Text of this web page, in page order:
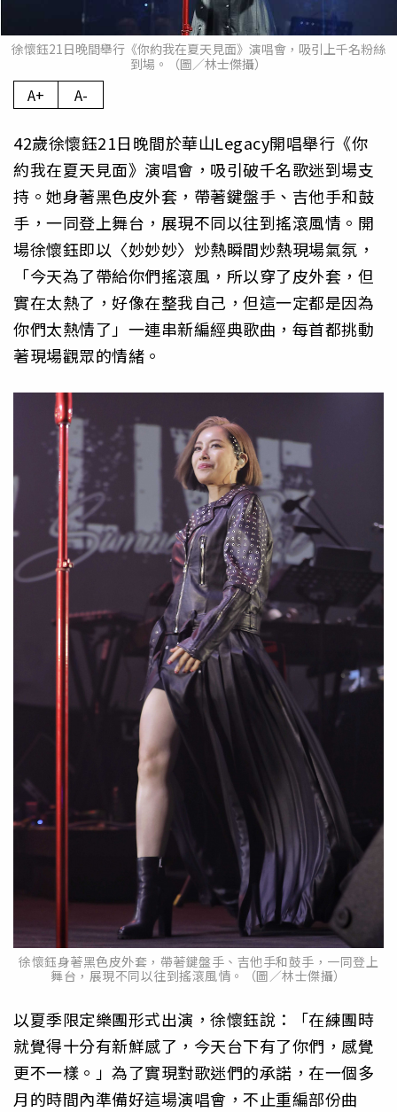
徐懷鈺21日晚間舉行《你約我在夏天見面》演唱會，吸引上千名粉絲
到場。（圖／林士傑攝）
A+ A-
42歲徐懷鈺21日晚間於華山Legacy開唱舉行《你
約我在夏天見面》演唱會，吸引破千名歌迷到場支
持。她身著黑色皮外套，帶著鍵盤手、吉他手和鼓
手，一同登上舞台，展現不同以往到搖滾風情。開
場徐懷鈺即以〈妙妙妙〉炒熱瞬間炒熱現場氣氛，
「今天為了帶給你們搖滾風，所以穿了皮外套，但
實在太熱了，好像在整我自己，但這一定都是因為
你們太熱情了」一連串新編經典歌曲，每首都挑動
著現場觀眾的情緒。
徐懷鈺身著黑色皮外套，帶著鍵盤手、吉他手和鼓手，一同登上
舞台，展現不同以往到搖滾風情。（圖／林士傑攝）
以夏季限定樂團形式出演，徐懷鈺說：「在練團時
就覺得十分有新鮮感了，今天台下有了你們，感覺
更不一樣。」為了實現對歌迷們的承諾，在一個多
月的時間內準備好這場演唱會，不止重編部份曲